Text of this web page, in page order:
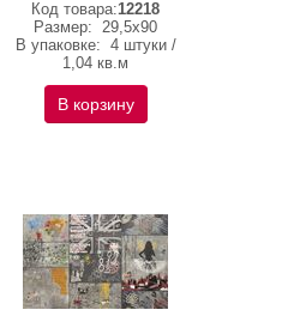
Код товара:12218
Размер: 29,5x90
В упаковке: 4 штуки /
1,04 кв.м
В корзину